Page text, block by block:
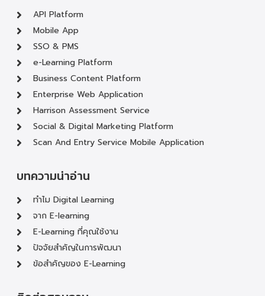
API Platform
Mobile App
SSO & PMS
e-Learning Platform
Business Content Platform
Enterprise Web Application
Harrison Assessment Service
Social & Digital Marketing Platform
Scan And Entry Service Mobile Application
บทความน่าอ่าน
ทำไม Digital Learning
จาก E-learning
E-Learning ที่คุณใช้งาน
ปัจจัยสำคัญในการพัฒนา
ข้อสำคัญของ E-Learning